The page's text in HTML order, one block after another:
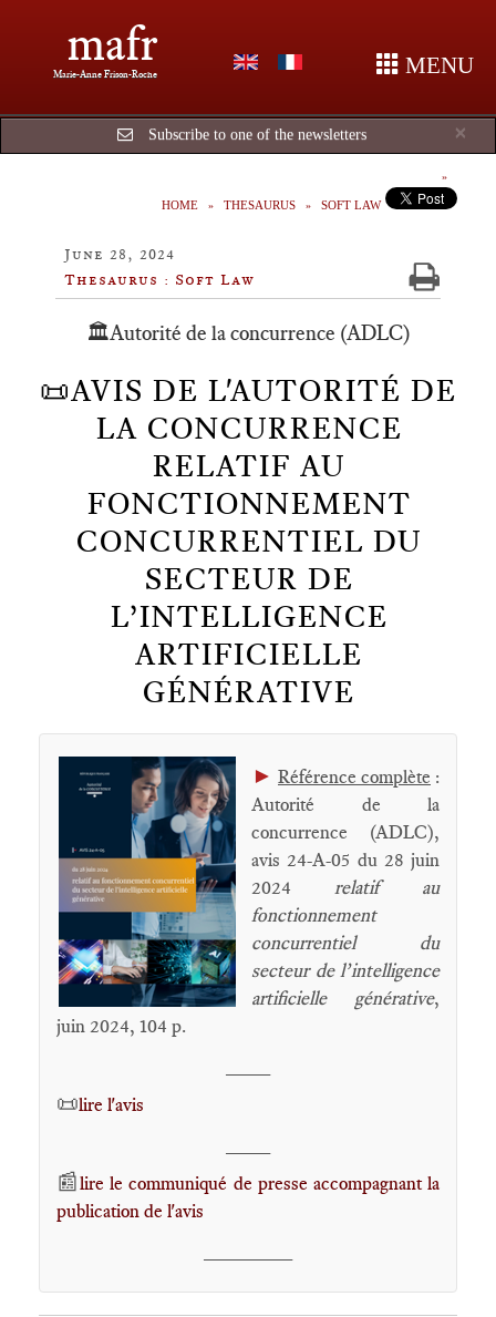
mafr
Marie-Anne Frison-Roche MENU
×
Subscribe to one of the newsletters
HOME THESAURUS SOFT LAW
June 28, 2024
Thesaurus : Soft Law
🏛️Autorité de la concurrence (ADLC)
📜AVIS DE L'AUTORITÉ DE
LA CONCURRENCE
RELATIF AU
FONCTIONNEMENT
CONCURRENTIEL DU
SECTEUR DE
L’INTELLIGENCE
ARTIFICIELLE
GÉNÉRATIVE
► Référence complète :
Autorité de la
concurrence (ADLC),
avis 24-A-05 du 28 juin
2024 relatif au
fonctionnement
concurrentiel du
secteur de l’intelligence
artificielle générative,
juin 2024, 104 p.
📜lire l'avis
📰lire le communiqué de presse accompagnant la
publication de l'avis